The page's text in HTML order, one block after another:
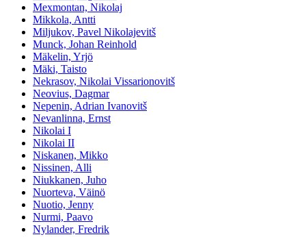
Mexmontan, Nikolaj
Mikkola, Antti
Miljukov, Pavel Nikolajevitš
Munck, Johan Reinhold
Mäkelin, Yrjö
Mäki, Taisto
Nekrasov, Nikolai Vissarionovitš
Neovius, Dagmar
Nepenin, Adrian Ivanovitš
Nevanlinna, Ernst
Nikolai I
Nikolai II
Niskanen, Mikko
Nissinen, Alli
Niukkanen, Juho
Nuorteva, Väinö
Nuotio, Jenny
Nurmi, Paavo
Nylander, Fredrik